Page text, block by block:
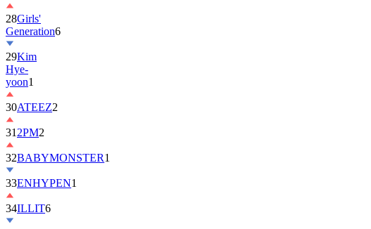
28Girls'
Generation6
29Kim
Hye-
yoon1
30ATEEZ2
31 2PM2
32BABYMONSTER1
33ENHYPEN1
34ILLIT6